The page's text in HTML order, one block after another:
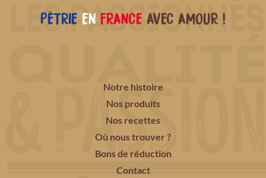
PÉTRIE EN FRANCE AVEC AMOUR !
Notre histoire
Nos produits
Nos recettes
Où nous trouver ?
Bons de réduction
Contact